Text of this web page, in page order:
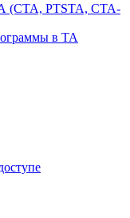
(СТА, PTSTA, СТА-
в ТА